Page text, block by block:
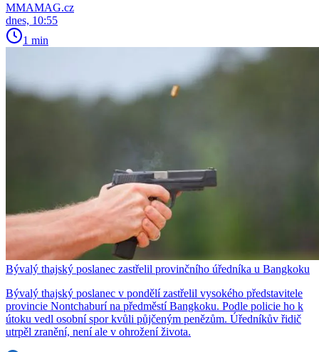
MMAMAG.cz
dnes, 10:55
1 min
Bývalý thajský poslanec zastřelil provinčního úředníka u Bangkoku
Bývalý thajský poslanec v pondělí zastřelil vysokého představitele
provincie Nontchaburí na předměstí Bangkoku. Podle policie ho k
útoku vedl osobní spor kvůli půjčeným penězům. Úředníkův řidič
utrpěl zranění, není ale v ohrožení života.